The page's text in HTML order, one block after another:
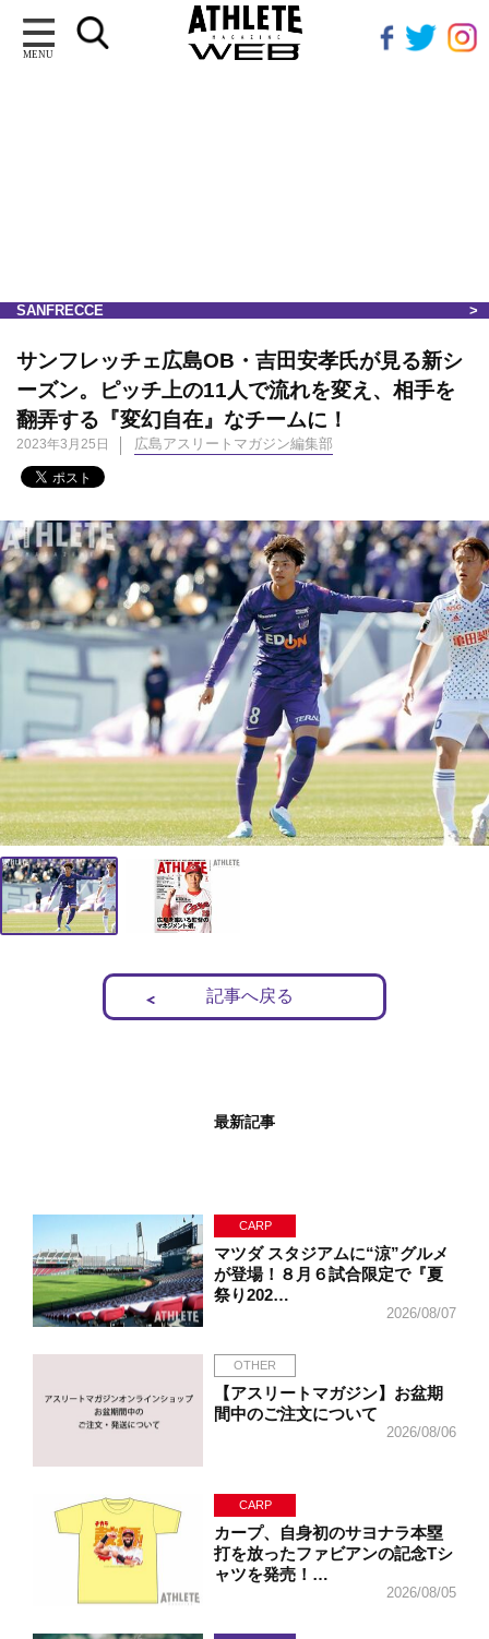
MENU
SANFRECCE
サンフレッチェ広島OB・吉田安孝氏が見る新シ
ーズン。ピッチ上の11人で流れを変え、相手を
翻弄する『変幻自在』なチームに！
2023年3月25日 広島アスリートマガジン編集部
記事へ戻る
最新記事
CARP
マツダ スタジアムに“涼”グルメ
が登場！８月６試合限定で『夏
祭り202…
2026/08/07
OTHER
【アスリートマガジン】お盆期
間中のご注文について
2026/08/06
CARP
カープ、自身初のサヨナラ本塁
打を放ったファビアンの記念Tシ
ャツを発売！…
2026/08/05